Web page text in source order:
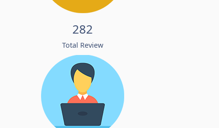
282
Total Review